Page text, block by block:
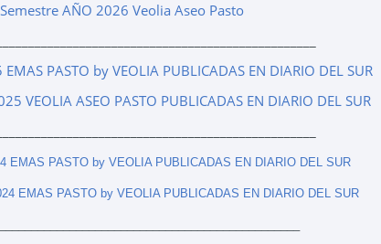
AÑO 2026 Veolia Aseo Pasto
PASTO by VEOLIA PUBLICADAS EN DIARIO DEL SUR
VEOLIA ASEO PASTO PUBLICADAS EN DIARIO DEL SUR
EMAS PASTO by VEOLIA PUBLICADAS EN DIARIO DEL SUR
EMAS PASTO by VEOLIA PUBLICADAS EN DIARIO DEL SUR